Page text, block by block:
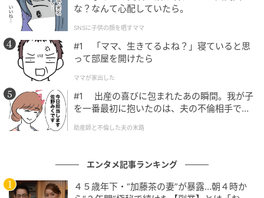
（画像＝映画『過速スキャンダル』／トイレットピクチャーズ）
なお、パク・ボヨンはDisney+オリジナルシリーズ
『ゴールドランド』、『未知のソウル』（Netflixで配
信中）、Netflixシリーズ『今日もあなたに太陽を ～精
ユートピア』などを通じて、多彩な役柄に挑戦し、演
技の幅を広げてきた。
な？なんて心配していたら。
SNSに子供の顔を晒すママ
#1 「ママ、生きてるよね？」寝ていると思
って部屋を開けたら
ママが家出した
#1 出産の喜びに包まれたあの瞬間。我が子
を一番最初に抱いたのは、夫の不倫相手でし
助産師と不倫した夫の末路
エンタメ記事ランキング
４５歳年下・“加藤茶の妻”が暴露…朝４時か